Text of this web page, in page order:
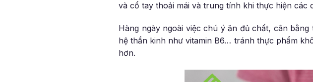
và cổ tay thoải mái và trung tính khi thực hiện các
Hàng ngày ngoài việc chú ý ăn đủ chất, cân
hệ thần kinh như vitamin B6… tránh thực phẩm
hơn.